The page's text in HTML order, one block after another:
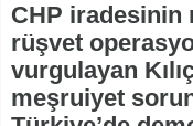
CHP iradesinin
rüşvet
vurgulayan
meşruiyet